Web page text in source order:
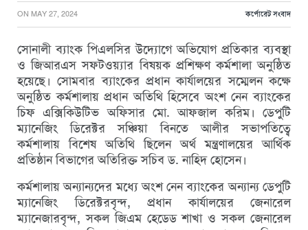
ON MAY 27, 2024 কর্পোরেট সংবাদ
সোনালী ব্যাংক পিএলসির উদ্যোগে অভিযোগ প্রতিকার ব্যবস্থা
ও জিআরএস সফটওয়্যার বিষয়ক প্রশিক্ষণ কর্মশালা অনুষ্ঠিত
হয়েছে। সোমবার ব্যাংকের প্রধান কার্যালয়ের সম্মেলন কক্ষে
অনুষ্ঠিত কর্মশালায় প্রধান অতিথি হিসেবে অংশ নেন ব্যাংকের
চিফ এক্সিকিউটিভ অফিসার মো. আফজাল করিম। ডেপুটি
ম্যানেজিং ডিরেক্টর সঞ্চিয়া বিনতে আলীর সভাপতিত্বে
কর্মশালায় বিশেষ অতিথি ছিলেন অর্থ মন্ত্রণালয়ের আর্থিক
প্রতিষ্ঠান বিভাগের অতিরিক্ত সচিব ড. নাহিদ হোসেন।
কর্মশালায় অন্যান্যদের মধ্যে অংশ নেন ব্যাংকের অন্যান্য ডেপুটি
ম্যানেজিং ডিরেক্টরবৃন্দ, প্রধান কার্যালয়ের জেনারেল
ম্যানেজারবৃন্দ, সকল জিএম হেডেড শাখা ও সকল জেনারেল